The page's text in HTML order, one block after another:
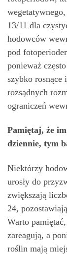
13/11 dla
hodowców
pod
ponieważ
szybko
rozsądnych
ograniczeń
Pamiętaj, że
dziennie, tym
Niektórzy
urosły do
zwiększają
24,
Warto
zareagują, a
roślin mają